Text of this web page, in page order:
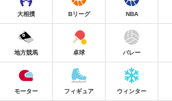
大相撲 Bリーグ NBA
地方競馬 卓球 バレー
モーター フィギュア ウィンター